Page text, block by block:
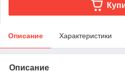
Описание Характеристики
Описание